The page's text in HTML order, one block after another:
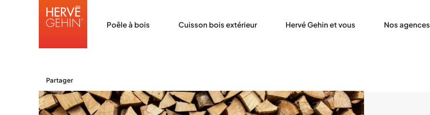
Poêle à bois Cuisson bois extérieur Hervé Gehin et vous Nos agences
Partager